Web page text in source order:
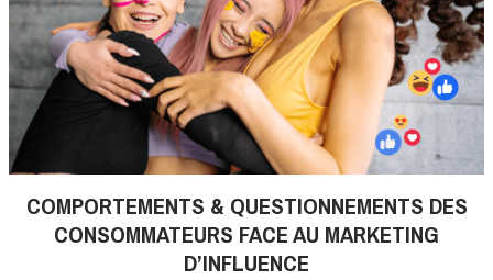
COMPORTEMENTS & QUESTIONNEMENTS DES
CONSOMMATEURS FACE AU MARKETING
D’INFLUENCE